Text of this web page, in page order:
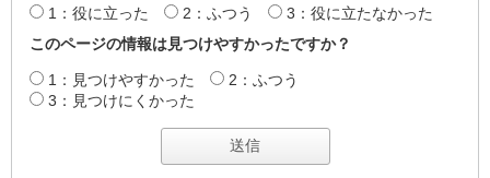
1：役に立った 2：ふつう
3：役に立たなかった
このページの情報は見つけやすかったですか？
1：見つけやすかった
2：ふつう
3：見つけにくかった